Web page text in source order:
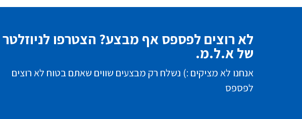
לא רוצים לפספס אף מבצע? הצטרפו לניוזלטר
של א.ל.מ.
אנחנו לא מציקים :) נשלח רק מבצעים שווים שאתם בטוח לא רוצים
לפספס